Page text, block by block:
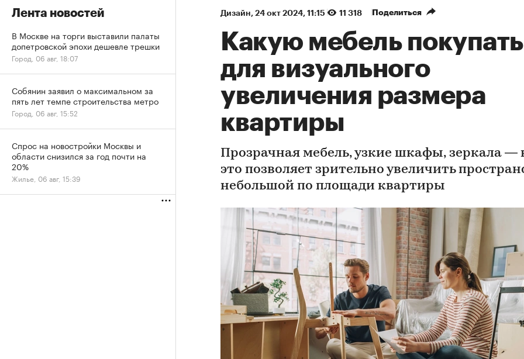
Дизайн⁠, 24 окт 2024, 11:15 11 318 Поделиться
Какую мебель покупать
для визуального
увеличения размера
квартиры
Прозрачная мебель, узкие шкафы, зеркала —
это позволяет зрительно увеличить
небольшой по площади квартиры
Лента новостей
В Москве на торги выставили палаты
допетровской эпохи дешевле трешки
Город, 06 авг, 18:07
Собянин заявил о максимальном за
пять лет темпе строительства метро
Город, 06 авг, 15:52
Спрос на новостройки Москвы и
области снизился за год почти на
20%
Жилье, 06 авг, 15:39